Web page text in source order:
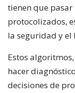
tienen que
protocolizados,
la seguridad y el
Estos
hacer
decisiones de